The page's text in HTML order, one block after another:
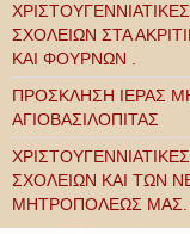
ΣΧΟΛΕΙΩΝ ΣΤΑ
ΚΑΙ ΦΟΥΡΝΩΝ .
ΠΡΟΣΚΛΗΣΗ ΙΕΡΑΣ
ΑΓΙΟΒΑΣΙΛΟΠΙΤΑΣ
ΣΧΟΛΕΙΩΝ ΚΑΙ ΤΩΝ
ΜΗΤΡΟΠΟΛΕΩΣ ΜΑΣ.